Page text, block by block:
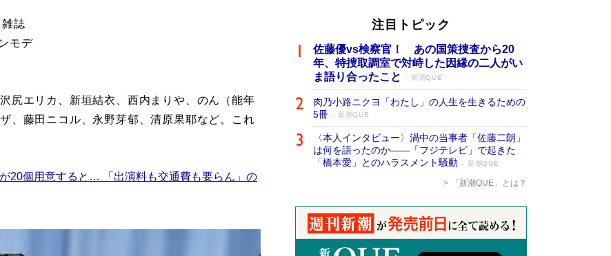
誌
モデ
尻エリカ、新垣結衣、西内まりや、のん（能年
、藤田ニコル、永野芽郁、清原果耶など。これ
20個用意すると… 「出演料も交通費も要らん」の
注目トピック
佐藤優vs検察官！ あの国策捜査から20
年、特捜取調室で対峙した因縁の二人がい
ま語り合ったこと
新潮QUE
肉乃小路ニクヨ「わたし」の人生を生きるための
5冊
新潮QUE
〈本人インタビュー〉渦中の当事者「佐藤二朗」
は何を語ったのか――「フジテレビ」で起きた
「橋本愛」とのハラスメント騒動
新潮QUE
「新潮QUE」とは？